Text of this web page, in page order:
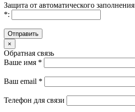
Защита от автоматического заполнения
*:
Отправить
×
Обратная связь
Ваше имя *
Ваш email *
Телефон для связи